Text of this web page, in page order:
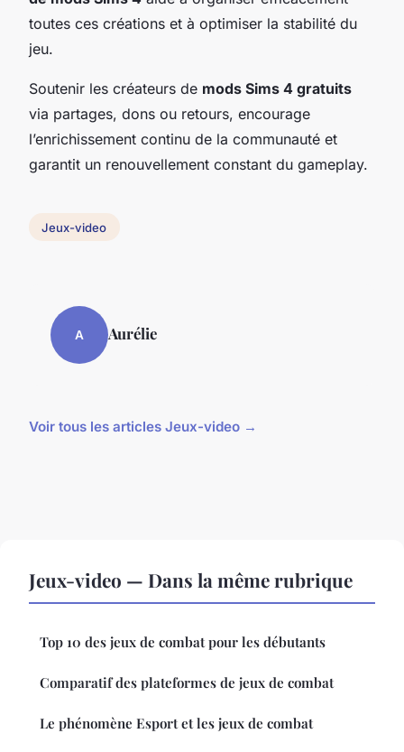
toutes ces créations et à optimiser la stabilité du
jeu.
Soutenir les créateurs de mods Sims 4 gratuits
via partages, dons ou retours, encourage
l’enrichissement continu de la communauté et
garantit un renouvellement constant du gameplay.
Jeux-video
A Aurélie
Voir tous les articles Jeux-video →
Jeux-video — Dans la même rubrique
Top 10 des jeux de combat pour les débutants
Comparatif des plateformes de jeux de combat
Le phénomène Esport et les jeux de combat